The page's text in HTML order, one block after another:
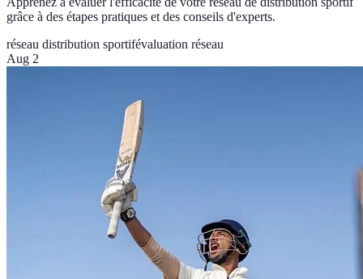
grâce à des étapes pratiques et des conseils d'experts.
réseau distribution sportifévaluation réseau
Aug 2